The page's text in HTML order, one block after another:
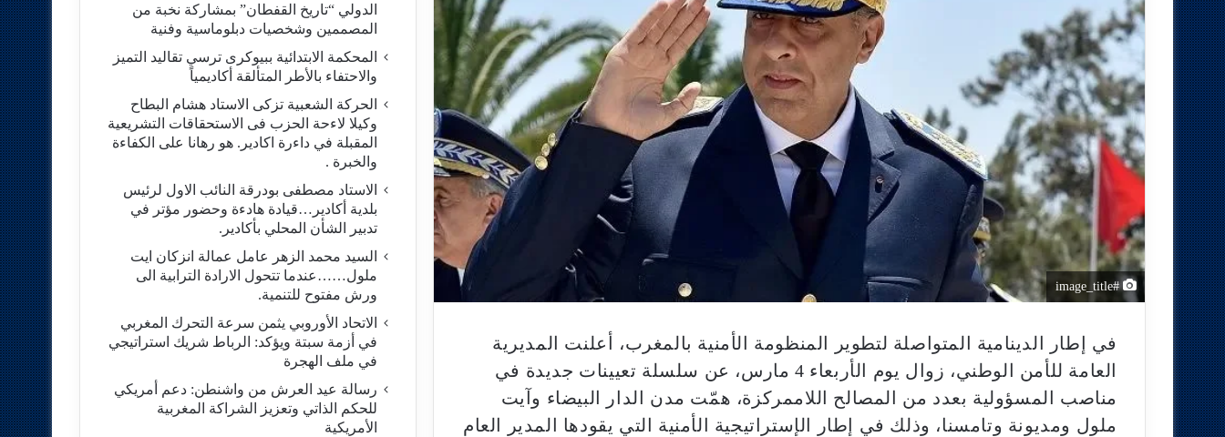
#image_title
في إطار الدينامية المتواصلة لتطوير المنظومة الأمنية بالمغرب، أعلنت المديرية
العامة للأمن الوطني، زوال يوم الأربعاء 4 مارس، عن سلسلة تعيينات جديدة في
مناصب المسؤولية بعدد من المصالح اللاممركزة، همّت مدن الدار البيضاء وآيت
ملول ومديونة وتامسنا، وذلك في إطار الإستراتيجية الأمنية التي يقودها المدير العام
الدولي “تاريخ القفطان” بمشاركة نخبة من
المصممين وشخصيات دبلوماسية وفنية
المحكمة الابتدائية ببيوكرى ترسي تقاليد التميز
والاحتفاء بالأطر المتألقة أكاديمياً
الحركة الشعبية تزكى الاستاد هشام البطاح
وكيلا لاءحة الحزب فى الاستحقاقات التشريعية
المقبلة في داءرة اكادير. هو رهانا على الكفاءة
والخبرة .
الاستاد مصطفى بودرقة النائب الاول لرئيس
بلدية أكادير…قيادة هادءة وحضور مؤتر في
تدبير الشأن المحلي بأكادير.
السيد محمد الزهر عامل عمالة انزكان ايت
ملول……عندما تتحول الارادة الترابية الى
ورش مفتوح للتنمية.
الاتحاد الأوروبي يثمن سرعة التحرك المغربي
في أزمة سبتة ويؤكد: الرباط شريك استراتيجي
في ملف الهجرة
رسالة عيد العرش من واشنطن: دعم أمريكي
للحكم الذاتي وتعزيز الشراكة المغربية
الأمريكية